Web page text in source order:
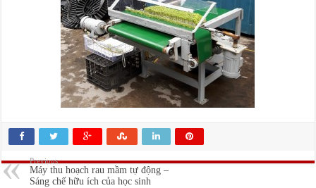
Previous
Máy thu hoạch rau mầm tự động –
Sáng chế hữu ích của học sinh